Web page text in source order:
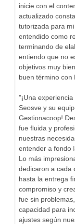
inicie con el
actualizado
tutorizada para
entendido como
terminando de
entiendo que no
objetivos muy
buen término con
"¡Una
Seosve y su
Gestionacoop!
fue fluida y
nuestras
entender a fondo
Lo más
dedicaron a cada
hasta la entrega
compromiso y
fue sin
capacidad para
ajustes según